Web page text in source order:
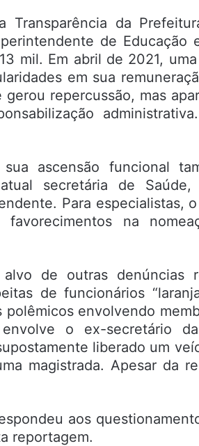
Transparência da
de Educação
mil. Em abril de 2021,
em sua
repercussão, mas
ascensão funcional
secretária de Saúde,
Para especialistas,
na
de outras denúncias
de funcionários
envolvendo
o ex-secretário
liberado um
magistrada. Apesar da
aos
reportagem.